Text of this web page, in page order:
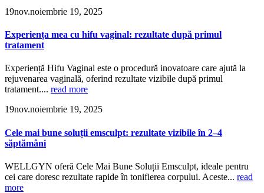
19nov.noiembrie 19, 2025
Experiența mea cu hifu vaginal: rezultate după primul
tratament
Experiență Hifu Vaginal este o procedură inovatoare care ajută la
rejuvenarea vaginală, oferind rezultate vizibile după primul
tratament.... read more
19nov.noiembrie 19, 2025
Cele mai bune soluții emsculpt: rezultate vizibile în 2–4
săptămâni
WELLGYN oferă Cele Mai Bune Soluții Emsculpt, ideale pentru
cei care doresc rezultate rapide în tonifierea corpului. Aceste... read
more